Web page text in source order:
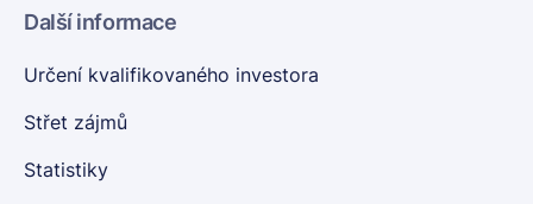
Další informace
Určení kvalifikovaného investora
Střet zájmů
Statistiky